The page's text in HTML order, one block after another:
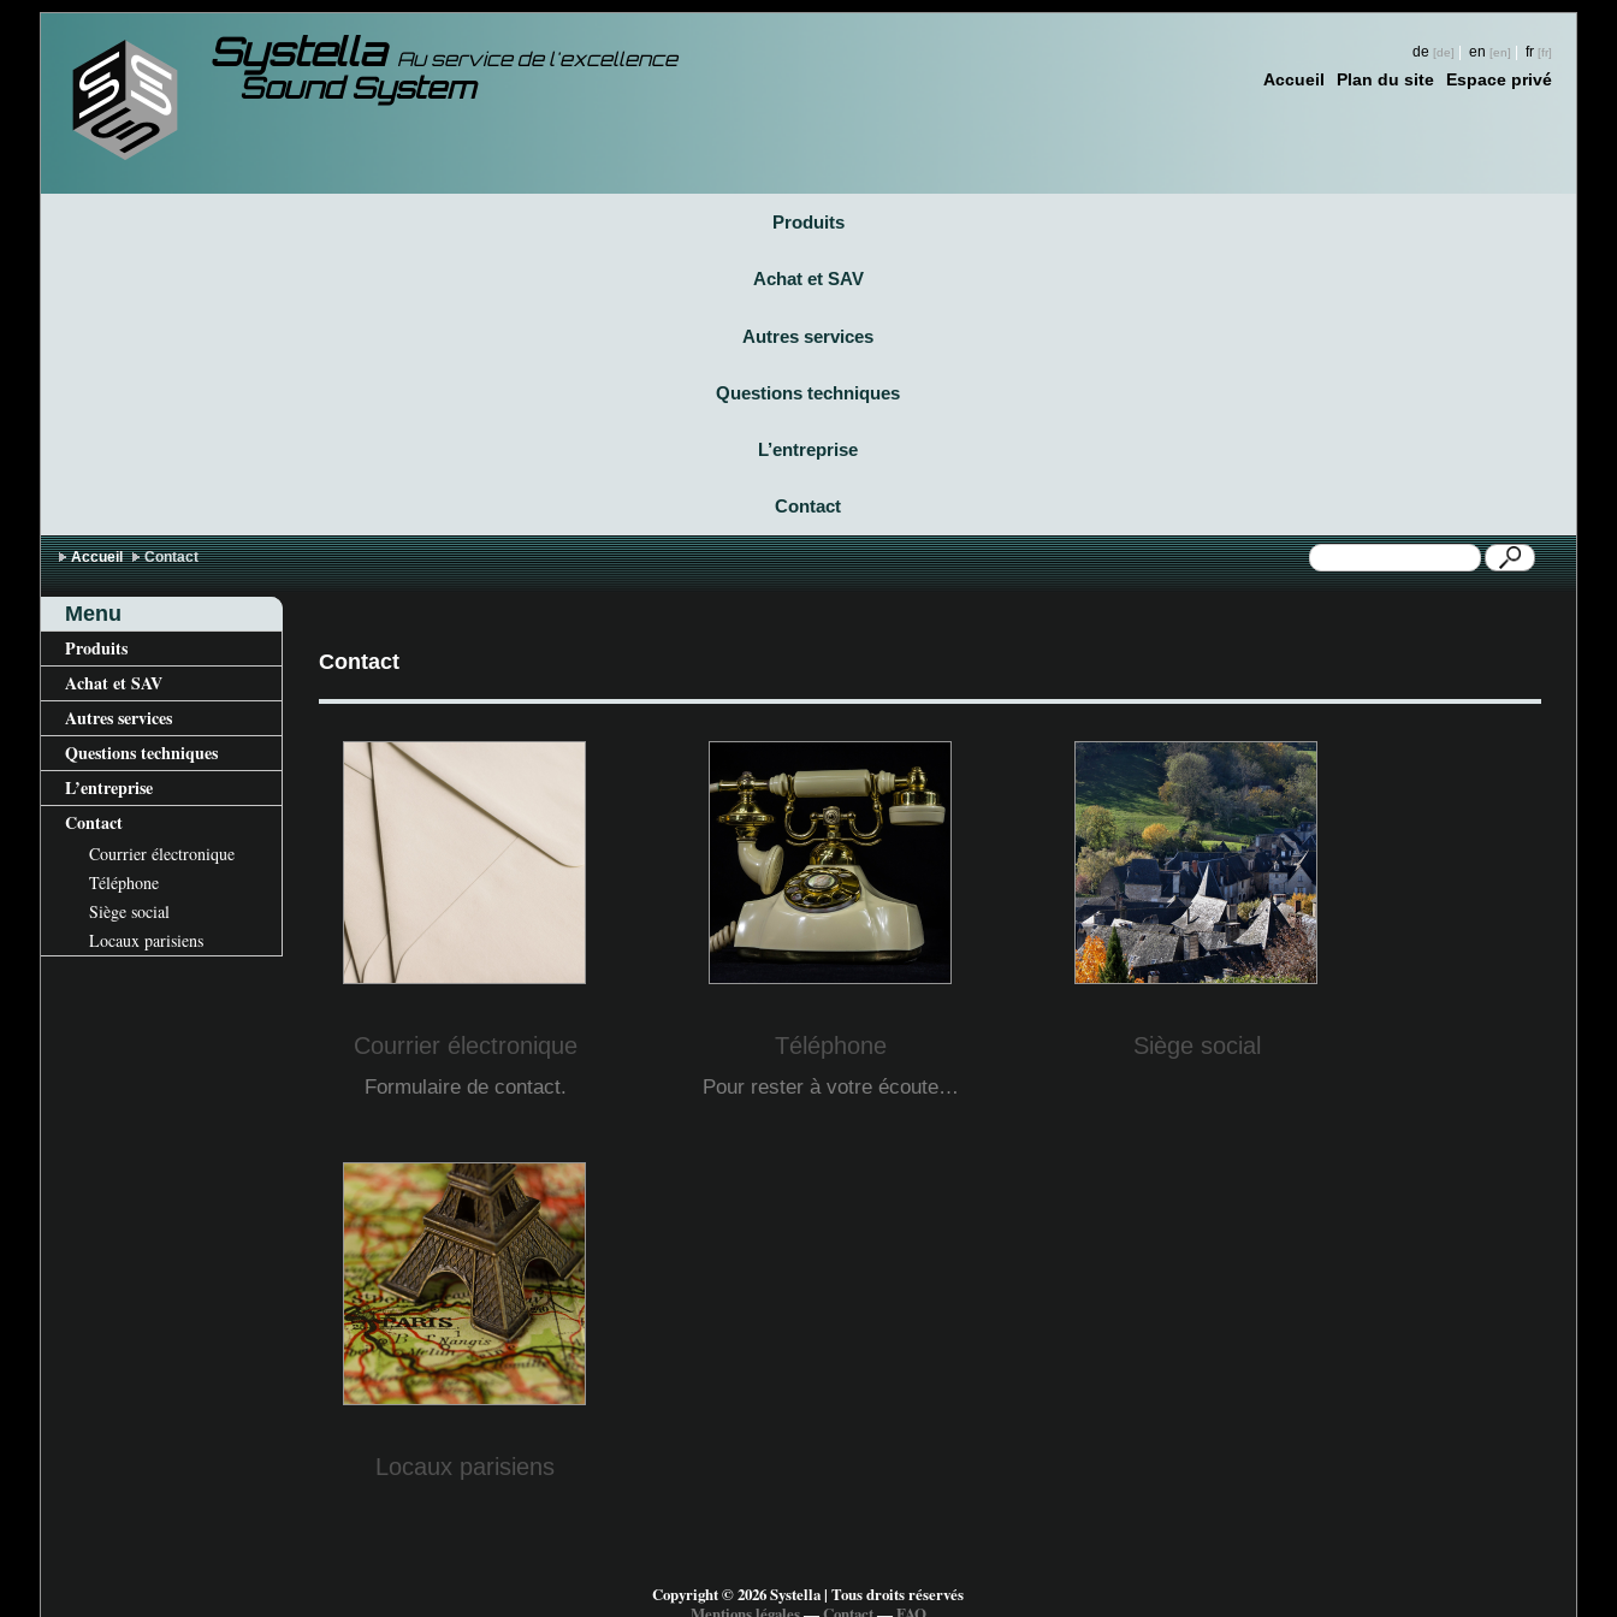
Systella Au service de l'excellence
Sound System
de | en | fr
Accueil Plan du site Espace privé
Produits
Achat et SAV
Autres services
Questions techniques
L’entreprise
Contact
Accueil Contact
Menu
Produits
Achat etSAV
Autres services
Questions techniques
L’entreprise
Contact
Courrier électronique
Téléphone
Siège social
Locaux parisiens
Contact
Courrier électronique
Formulaire de contact.
Téléphone
Pour rester à votre écoute…
Siège social
Locaux parisiens
Copyright © 2026 Systella | Tous droits réservés